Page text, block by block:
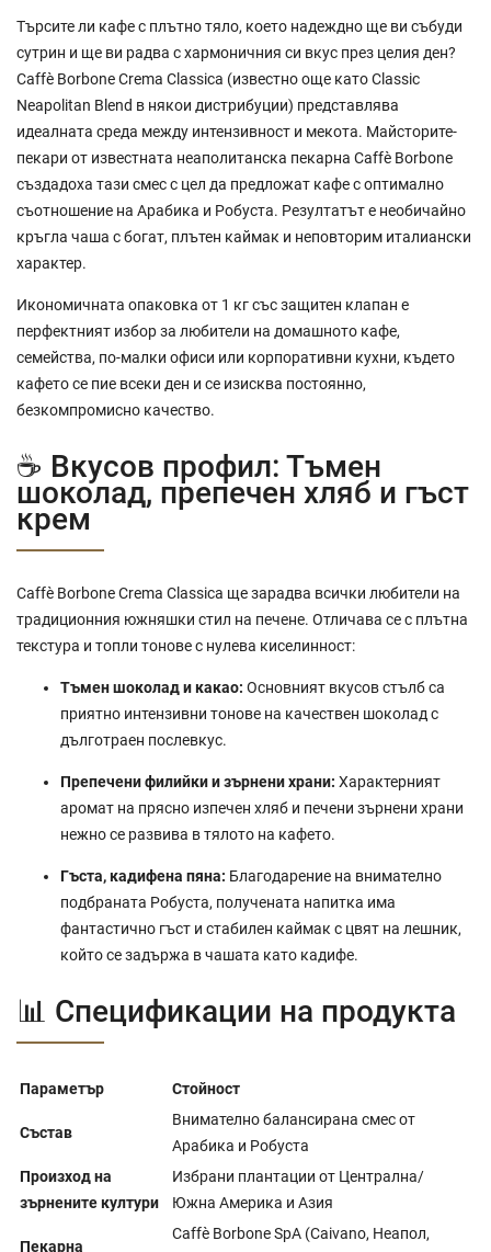
Търсите ли кафе с плътно тяло, което надеждно ще ви събуди
сутрин и ще ви радва с хармоничния си вкус през целия ден?
Caffè Borbone Crema Classica (известно още като Classic
Neapolitan Blend в някои дистрибуции) представлява
идеалната среда между интензивност и мекота. Майсторите-
пекари от известната неаполитанска пекарна Caffè Borbone
създадоха тази смес с цел да предложат кафе с оптимално
съотношение на Арабика и Робуста. Резултатът е необичайно
кръгла чаша с богат, плътен каймак и неповторим италиански
характер.
Икономичната опаковка от 1 кг със защитен клапан е
перфектният избор за любители на домашното кафе,
семейства, по-малки офиси или корпоративни кухни, където
кафето се пие всеки ден и се изисква постоянно,
безкомпромисно качество.
☕ Вкусов профил: Тъмен
шоколад, препечен хляб и гъст
крем
Caffè Borbone Crema Classica ще зарадва всички любители на
традиционния южняшки стил на печене. Отличава се с плътна
текстура и топли тонове с нулева киселинност:
Тъмен шоколад и какао: Основният вкусов стълб са
приятно интензивни тонове на качествен шоколад с
дълготраен послевкус.
Препечени филийки и зърнени храни: Характерният
аромат на прясно изпечен хляб и печени зърнени храни
нежно се развива в тялото на кафето.
Гъста, кадифена пяна: Благодарение на внимателно
подбраната Робуста, получената напитка има
фантастично гъст и стабилен каймак с цвят на лешник,
който се задържа в чашата като кадифе.
📊 Спецификации на продукта
Параметър Стойност
Състав
Внимателно балансирана смес от
Арабика и Робуста
Произход на
зърнените култури
Избрани плантации от Централна/
Южна Америка и Азия
Пекарна
Caffè Borbone SpA (Caivano, Неапол,